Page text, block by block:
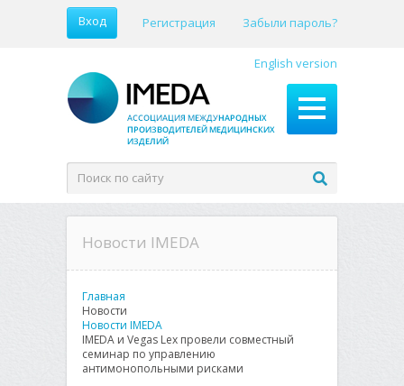
Вход Регистрация Забыли пароль?
English version
Новости IMEDA
Главная
Новости
Новости IMEDA
IMEDA и Vegas Lex провели совместный
семинар по управлению
антимонопольными рисками